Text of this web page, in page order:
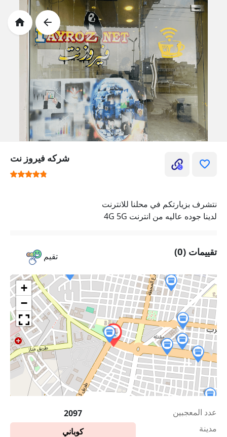
شركه فيروز نت
نتشرف بزيارتكم في محلنا للانترنت
لدينا جوده عاليه من انترنت 4G 5G
تقيم تقييمات (0)
+
−
عدد المعجبين
2097
مدينة
كوباني